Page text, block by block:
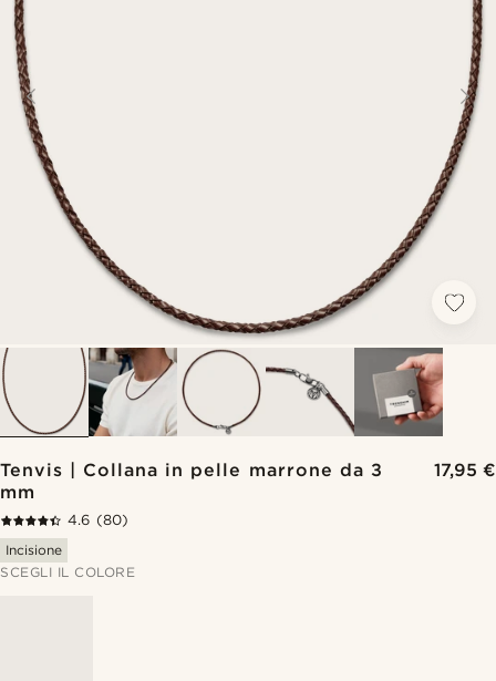
Tenvis | Collana in pelle marrone da 3
mm
17,95 €
4.6 (80)
Incisione
SCEGLI IL COLORE